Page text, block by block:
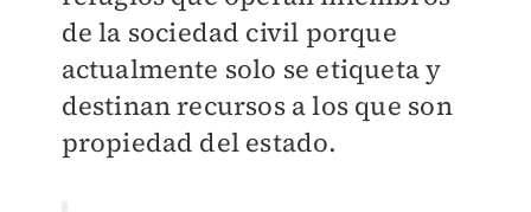
de la sociedad civil porque
actualmente solo se etiqueta y
destinan recursos a los que son
propiedad del estado.